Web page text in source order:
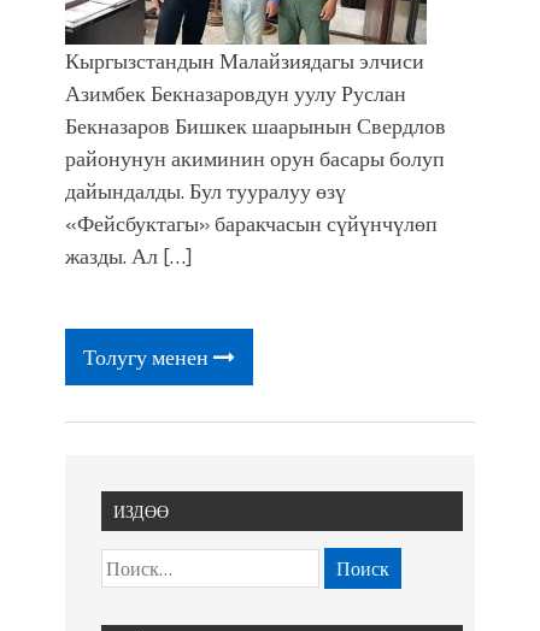
Кыргызстандын Малайзиядагы элчиси
Азимбек Бекназаровдун уулу Руслан
Бекназаров Бишкек шаарынын Свердлов
районунун акиминин орун басары болуп
дайындалды. Бул тууралуу өзү
«Фейсбуктагы» баракчасын сүйүнчүлөп
жазды. Ал […]
Толугу менен
ИЗДӨӨ